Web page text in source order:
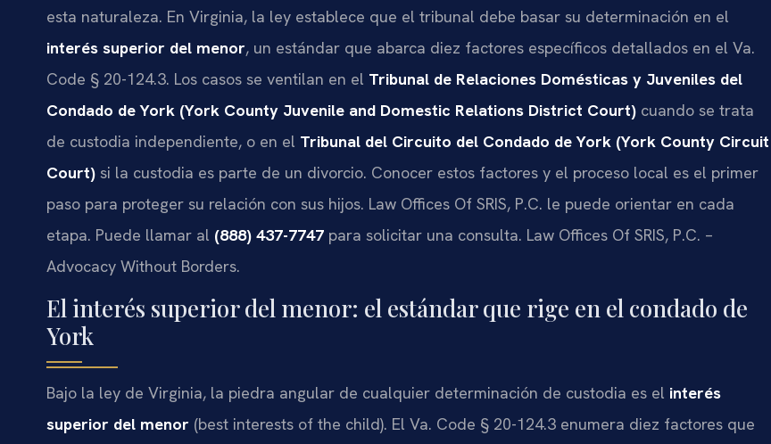
esta naturaleza. En Virginia, la ley establece que el tribunal debe basar su determinación en el
interés superior del menor, un estándar que abarca diez factores específicos detallados en el Va.
Code § 20-124.3. Los casos se ventilan en el Tribunal de Relaciones Domésticas y Juveniles del
Condado de York (York County Juvenile and Domestic Relations District Court) cuando se trata
de custodia independiente, o en el Tribunal del Circuito del Condado de York (York County Circuit
Court) si la custodia es parte de un divorcio. Conocer estos factores y el proceso local es el primer
paso para proteger su relación con sus hijos. Law Offices Of SRIS, P.C. le puede orientar en cada
etapa. Puede llamar al (888) 437-7747 para solicitar una consulta. Law Offices Of SRIS, P.C. –
Advocacy Without Borders.
El interés superior del menor: el estándar que rige en el condado de
York
Bajo la ley de Virginia, la piedra angular de cualquier determinación de custodia es el interés
superior del menor (best interests of the child). El Va. Code § 20-124.3 enumera diez factores que